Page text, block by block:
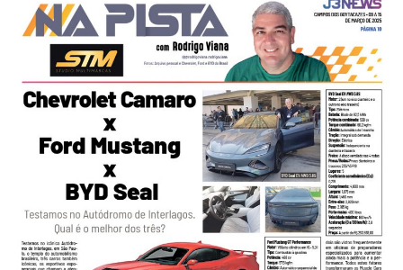
Copyright
2024
Desenvolvido
Hesea
Sistemas